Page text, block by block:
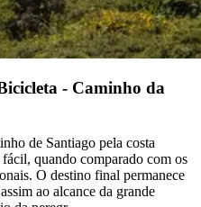
- Caminho da
de Santiago pela costa
quando comparado com os
O destino final permanece
ao alcance da grande